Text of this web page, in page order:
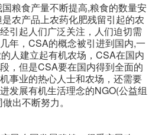
粮食产量不断提高,粮食的数量安
农产品上农药化肥残留引起的农
引起人们广泛关注，人们迫切需
年，CSA的概念被引进到国内,一
人建立起有机农场，CSA在国内
，但是CSA要在国内得到全面的
事业的热心人士和农场，还需要
发展有机生活理念的NGO(公益组
出不断努力。